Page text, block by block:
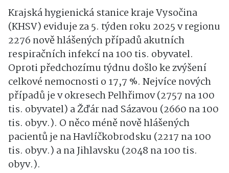
Krajská hygienická stanice kraje Vysočina
(KHSV) eviduje za 5. týden roku 2025 v regionu
2276 nově hlášených případů akutních
respiračních infekcí na 100 tis. obyvatel.
Oproti předchozímu týdnu došlo ke zvýšení
celkové nemocnosti o 17,7 %. Nejvíce nových
případů je v okresech Pelhřimov (2757 na 100
tis. obyvatel) a Žďár nad Sázavou (2660 na 100
tis. obyv.). O něco méně nově hlášených
pacientů je na Havlíčkobrodsku (2217 na 100
tis. obyv.) a na Jihlavsku (2048 na 100 tis.
obyv.).